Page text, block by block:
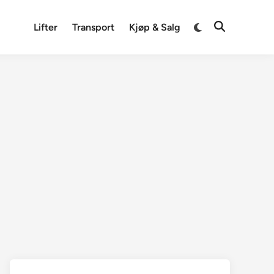
Lifter Transport Kjøp & Salg
Switch
Open